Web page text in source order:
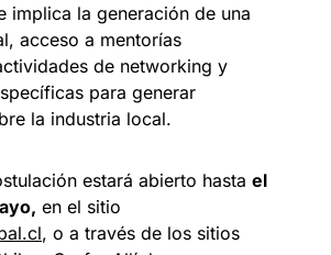
implica la generación de una
acceso a mentorías
de networking y
para generar
la industria local.
estará abierto hasta el
en el sitio
, o a través de los sitios